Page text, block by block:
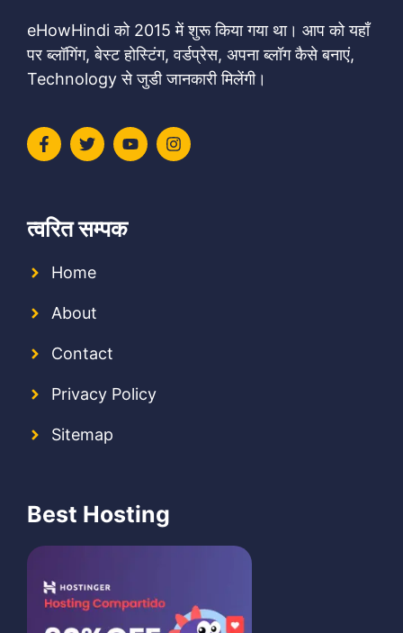
eHowHindi को 2015 में शुरू किया गया था। आप को यहाँ
पर ब्लॉगिंग, बेस्ट होस्टिंग, वर्डप्रेस, अपना ब्लॉग कैसे बनाएं,
Technology से जुडी जानकारी मिलेंगी।
त्वरित सम्पक
Home
About
Contact
Privacy Policy
Sitemap
Best Hosting